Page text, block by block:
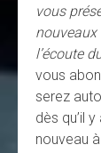
vous
l’écoute
vous
serez
dès qu’il
nouveau